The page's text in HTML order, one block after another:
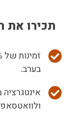
תכירו את
בערב.